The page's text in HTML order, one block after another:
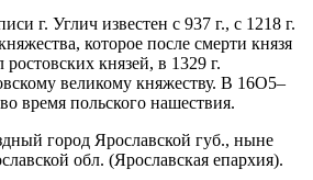
г. Углич известен с 937 г., с 1218 г.
которое после смерти князя
князей, в 1329 г.
великому княжеству. В 16О5–
время польского нашествия.
город Ярославской губ., ныне
обл. (Ярославская епархия).